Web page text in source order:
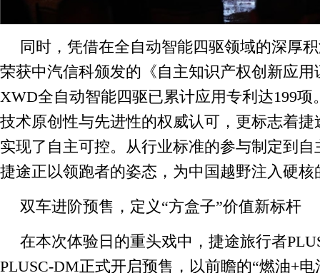
同时，凭借在全自动智能四驱领域的深厚
荣获中汽信科颁发的《自主知识产权创新应
XWD全自动智能四驱已累计应用专利达199项
技术原创性与先进性的权威认可，更标志着
实现了自主可控。从行业标准的参与制定到
捷途正以领跑者的姿态，为中国越野注入硬核
双车进阶预售，定义“方盒子”价值新标杆
在本次体验日的重头戏中，捷途旅行者
PLUSC-DM正式开启预售，以前瞻的“燃油+